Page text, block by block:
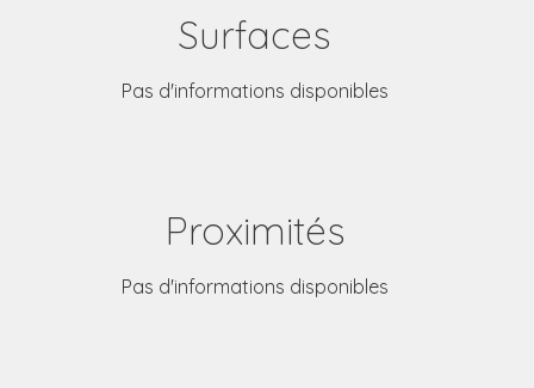
Surfaces
Pas d'informations disponibles
Proximités
Pas d'informations disponibles